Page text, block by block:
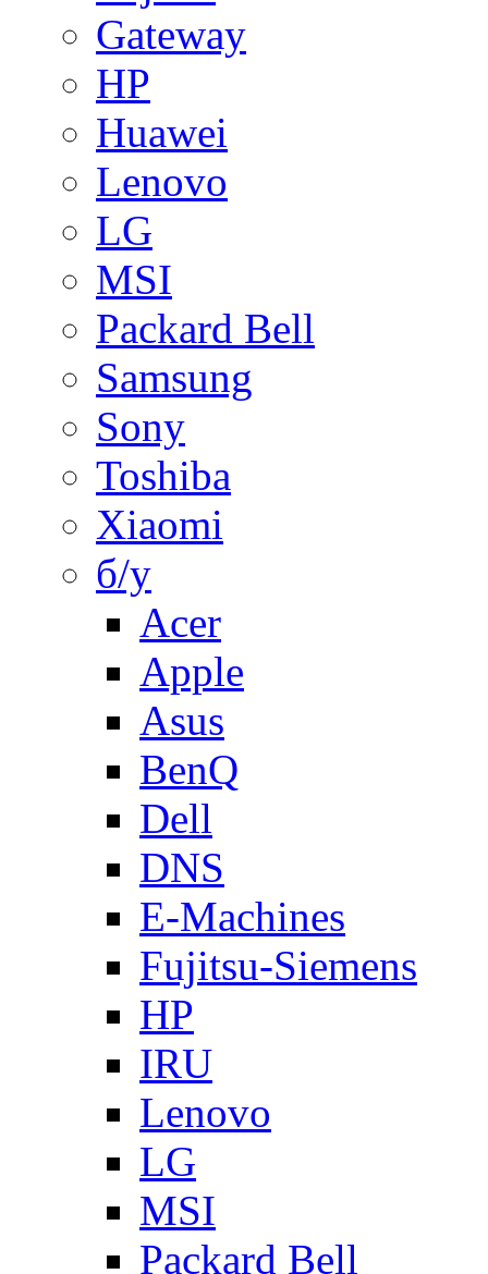
Gateway
HP
Huawei
Lenovo
LG
MSI
Packard Bell
Samsung
Sony
Toshiba
Xiaomi
б/у
Acer
Apple
Asus
BenQ
Dell
DNS
E-Machines
Fujitsu-Siemens
HP
IRU
Lenovo
LG
MSI
Packard Bell